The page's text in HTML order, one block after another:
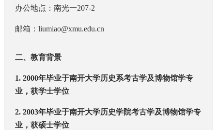
办公地点：南光一207-2
邮箱：liumiao@xmu.edu.cn
二、教育背景
1. 2000年毕业于南开大学历史系考古学及博物馆学专
业，获学士学位
2. 2003年毕业于南开大学历史学院考古学及博物馆学专
业，获硕士学位